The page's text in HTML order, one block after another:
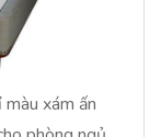
xám ấn